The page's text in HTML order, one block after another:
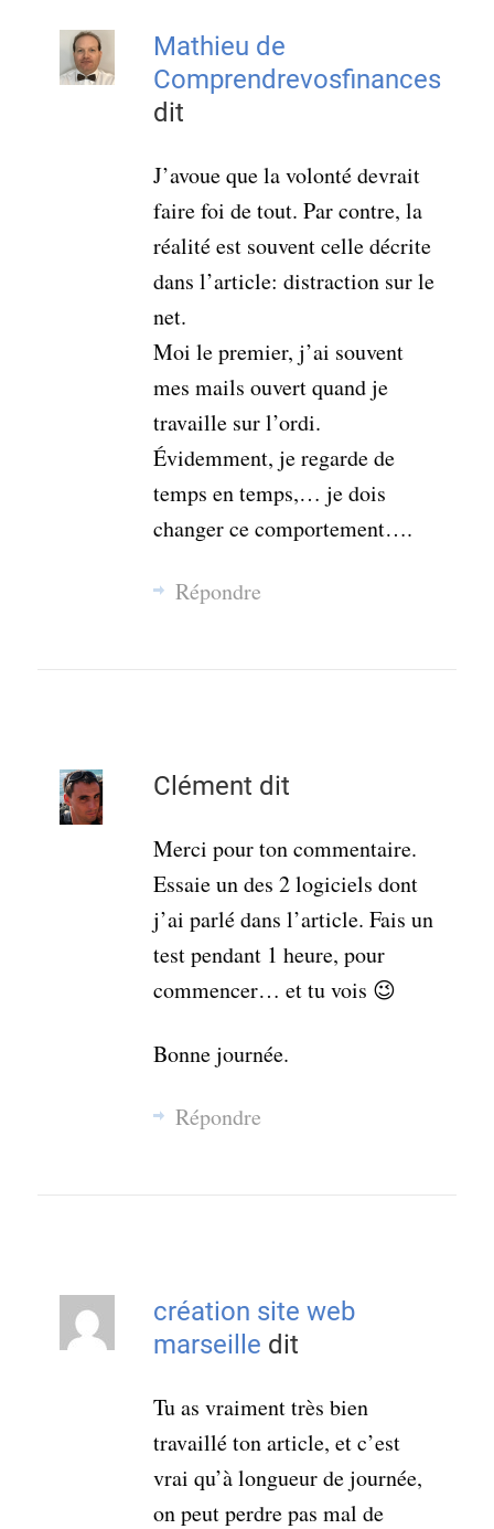
Mathieu de
Comprendrevosfinances
dit
J’avoue que la volonté devrait
faire foi de tout. Par contre, la
réalité est souvent celle décrite
dans l’article: distraction sur le
net.
Moi le premier, j’ai souvent
mes mails ouvert quand je
travaille sur l’ordi.
Évidemment, je regarde de
temps en temps,… je dois
changer ce comportement….
Répondre
Clément dit
Merci pour ton commentaire.
Essaie un des 2 logiciels dont
j’ai parlé dans l’article. Fais un
test pendant 1 heure, pour
commencer… et tu vois 😉
Bonne journée.
Répondre
création site web
marseille dit
Tu as vraiment très bien
travaillé ton article, et c’est
vrai qu’à longueur de journée,
on peut perdre pas mal de